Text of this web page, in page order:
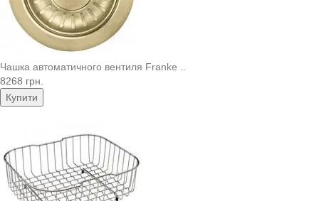
Чашка автоматичного вентиля Franke ..
8268 грн.
Купити